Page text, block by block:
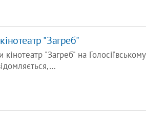
"Загреб"
"Загреб" на Голосіївському